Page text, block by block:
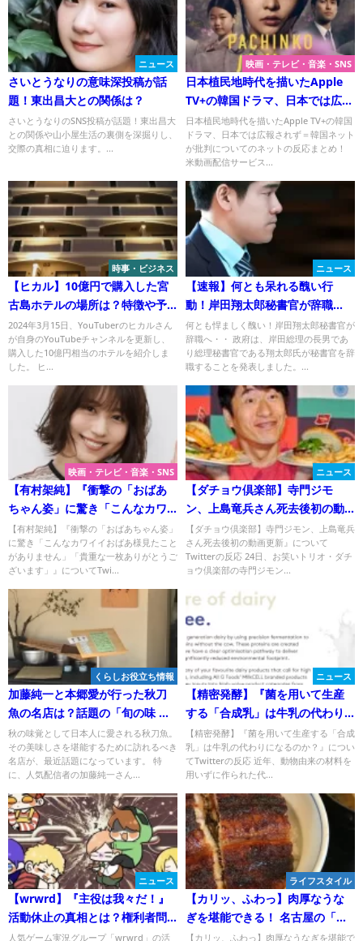
ニュース
さいとうなりの意味深投稿が話
題！東出昌大との関係は？
さいとうなりのSNS投稿が話題！東出昌大
との関係や山小屋生活の裏側を深掘りし、
交際の真相に迫ります。...
映画・テレビ・音楽・SNS
日本植民地時代を描いたApple
TV+の韓国ドラマ、日本では広報
されず＝韓国ネットが批判
日本植民地時代を描いたApple TV+の韓国
ドラマ、日本では広報されず＝韓国ネット
が批判についてのネットの反応まとめ！
米動画配信サービス...
時事・ビジネス
【ヒカル】10億円で購入した宮
古島ホテルの場所は？特徴や予
約を調査！
2024年3月15日、YouTuberのヒカルさん
が自身のYouTubeチャンネルを更新し、
購入した10億円相当のホテルを紹介しま
した。 ヒ...
ニュース
【速報】何とも呆れる醜い行
動！岸田翔太郎秘書官が辞職
へ・・無能で嫌いと言われる理
由！！
何とも悍ましく醜い！岸田翔太郎秘書官が
辞職へ・・ 政府は、岸田総理の長男であ
り総理秘書官である翔太郎氏が秘書官を辞
職することを発表しました。...
映画・テレビ・音楽・SNS
【有村架純】『衝撃の「おばあ
ちゃん姿」に驚き「こんなカワ
イイおばあ様見たことがありま
せん」「貴重な一枚ありがとう
ございます」』についてTwitter
【有村架純】『衝撃の「おばあちゃん姿」
に驚き「こんなカワイイおばあ様見たこと
がありません」「貴重な一枚ありがとうご
ざいます」』についてTwi...
ニュース
【ダチョウ倶楽部】寺門ジモ
ン、上島竜兵さん死去後初の動
画更新』についてTwitterの反応
【ダチョウ倶楽部】寺門ジモン、上島竜兵
さん死去後初の動画更新』について
Twitterの反応 24日、お笑いトリオ・ダチ
ョウ倶楽部の寺門ジモン...
くらしお役立ち情報
加藤純一と本郷愛が行った秋刀
魚の名店は？話題の「旬の味 た
き下」の魅力を解説！
秋の味覚として日本人に愛される秋刀魚。
その美味しさを堪能するために訪れるべき
名店が、最近話題になっています。 特
に、人気配信者の加藤純一さん...
ニュース
【精密発酵】『菌を用いて生産
する「合成乳」は牛乳の代わり
になるのか？』についてTwitter
の反応
【精密発酵】『菌を用いて生産する「合成
乳」は牛乳の代わりになるのか？』につい
てTwitterの反応 近年、動物由来の材料を
用いずに作られた代...
ニュース
【wrwrd】『主役は我々だ！』
活動休止の真相とは？権利者問
題の背景と今後の展望は？
人気ゲーム実況グループ「wrwrd」の活
ライフスタイル
【カリッ、ふわっ】肉厚なうな
ぎを堪能できる！ 名古屋の「う
なぎ家 しば福や」
【カリッ、ふわっ】肉厚なうなぎを堪能で